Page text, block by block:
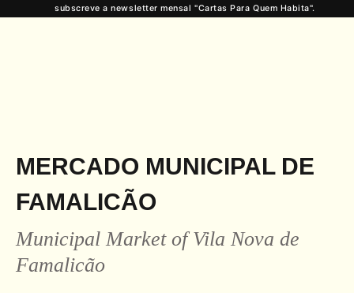
MERCADO MUNICIPAL DE
FAMALICÃO
Municipal Market of Vila Nova de
Famalicão
subscreve a newsletter mensal "Cartas Para Quem Habita".